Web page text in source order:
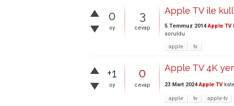
0
oy
3
cevap
Apple TV ile
5 Temmuz 2014 Apple TV
soruldu
apple
tv
+1
oy
0
cevap
Apple TV 4K
23 Mart 2024 Apple TV
apple tv apple-tv